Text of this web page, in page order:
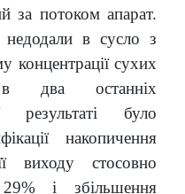
за потоком апарат.
недодали в сусло з
сухих
два останніх
результаті було
накопичення
виходу стосовно
і збільшення